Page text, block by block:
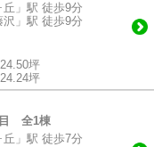
」駅 徒歩9分
」駅 徒歩9分
坪
坪
目 全1棟
」駅 徒歩7分